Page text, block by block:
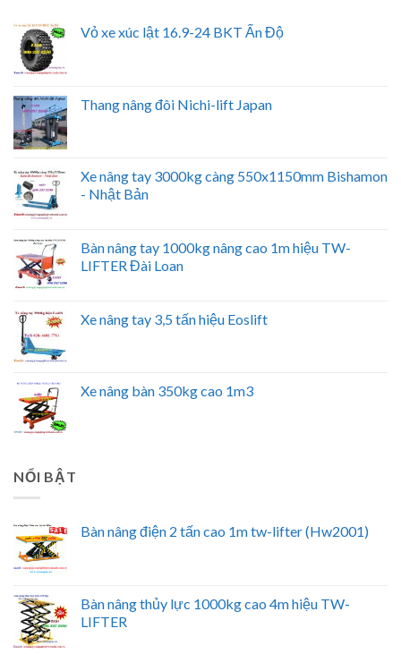
Vỏ xe xúc lật 16.9-24 BKT Ấn Độ
Thang nâng đôi Nichi-lift Japan
Xe nâng tay 3000kg càng 550x1150mm Bishamon
- Nhật Bản
Bàn nâng tay 1000kg nâng cao 1m hiệu TW-
LIFTER Đài Loan
Xe nâng tay 3,5 tấn hiệu Eoslift
Xe nâng bàn 350kg cao 1m3
NỔI BẬT
Bàn nâng điện 2 tấn cao 1m tw-lifter (Hw2001)
Bàn nâng thủy lực 1000kg cao 4m hiệu TW-
LIFTER